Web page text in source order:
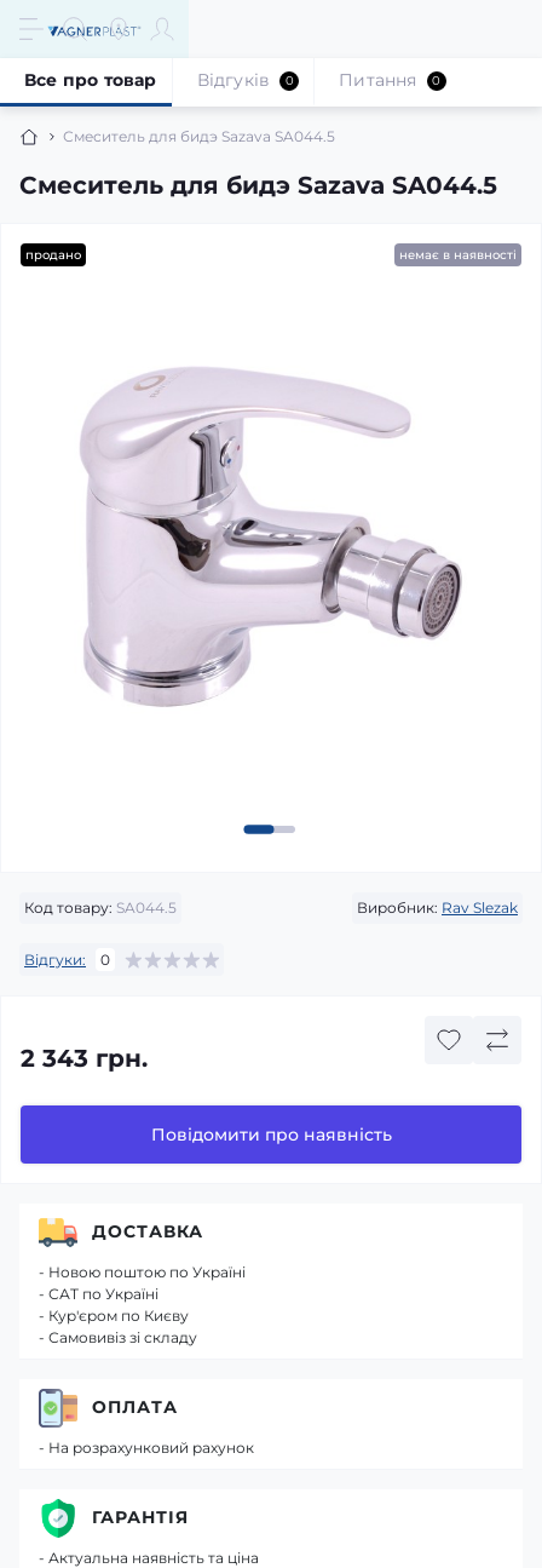
Смеситель для бидэ Sazava SA044.5
Смеситель для бидэ Sazava SA044.5
Все про товар Відгуків 0 Питання 0
продано немає в наявності
Код товару: SA044.5 Виробник: Rav Slezak
Відгуки: 0
2 343 грн.
Повідомити про наявність
ДОСТАВКА
- Новою поштою по Україні
- САТ по Україні
- Кур'єром по Києву
- Самовивіз зі складу
ОПЛАТА
- На розрахунковий рахунок
ГАРАНТІЯ
- Актуальна наявність та ціна